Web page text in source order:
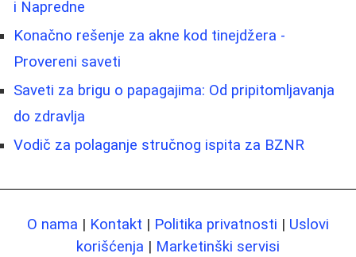
i Napredne
Konačno rešenje za akne kod tinejdžera -
Provereni saveti
Saveti za brigu o papagajima: Od pripitomljavanja
do zdravlja
Vodič za polaganje stručnog ispita za BZNR
O nama | Kontakt | Politika privatnosti | Uslovi
korišćenja | Marketinški servisi